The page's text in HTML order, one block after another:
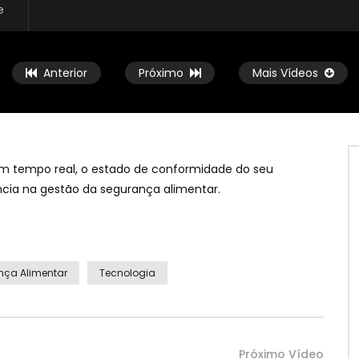
Anterior Próximo Mais Vídeos
Ver Mais Tarde
prevenir contaminações na
tempo real, o estado de conformidade do seu
na gestão da segurança alimentar.
Alimentar Tecnologia
Próximo Vídeo